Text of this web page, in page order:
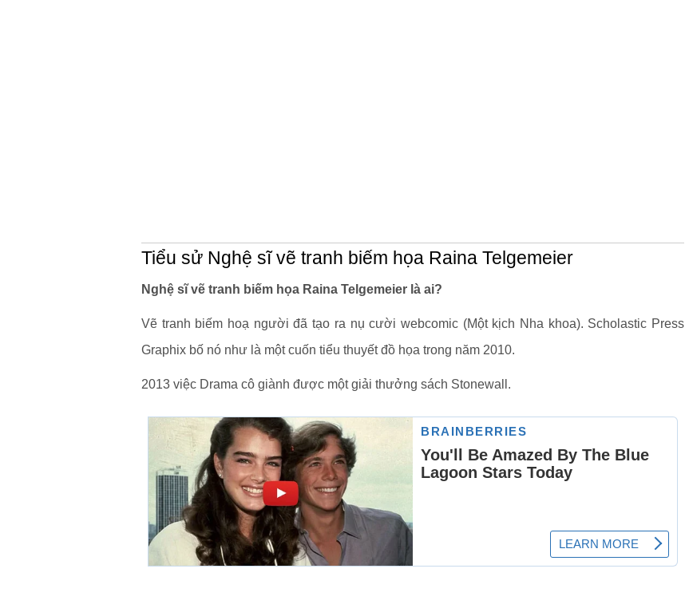
Tiểu sử Nghệ sĩ vẽ tranh biếm họa Raina Telgemeier
Nghệ sĩ vẽ tranh biếm họa Raina Telgemeier là ai?
Vẽ tranh biếm hoạ người đã tạo ra nụ cười webcomic (Một kịch Nha khoa). Scholastic Press
Graphix bố nó như là một cuốn tiểu thuyết đồ họa trong năm 2010.
2013 việc Drama cô giành được một giải thưởng sách Stonewall.